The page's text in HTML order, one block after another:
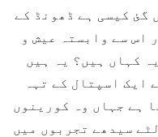
گئ کیسی ہے ڈھونڈ کے
اس سے وابستہ عیش و
کہاں ہیں؟ یہ ہیں
ایک اسپتال کے تہہ
ہے جہاں وہ کورینوں
سیدھے تجربوں میں